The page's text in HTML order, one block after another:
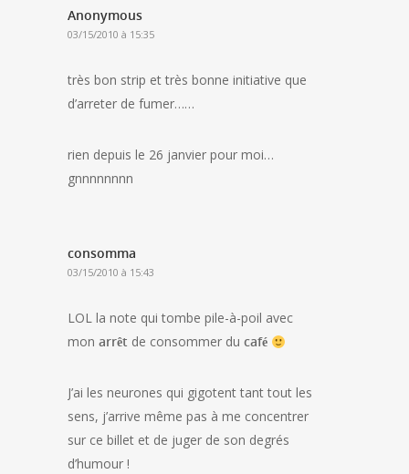
Anonymous
03/15/2010 à 15:35
très bon strip et très bonne initiative que
d’arreter de fumer……
rien depuis le 26 janvier pour moi…
gnnnnnnnn
consomma
03/15/2010 à 15:43
LOL la note qui tombe pile-à-poil avec
mon arrêt de consommer du café
J’ai les neurones qui gigotent tant tout les
sens, j’arrive même pas à me concentrer
sur ce billet et de juger de son degrés
d’humour !